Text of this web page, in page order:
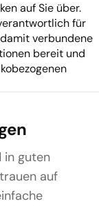
auf Sie über.
für
verbundene
bereit und
in guten
auf